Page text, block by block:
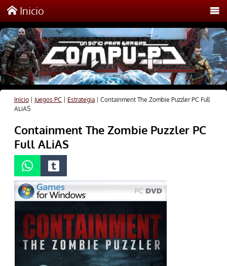
Inicio
Inicio| Juegos PC Estrategia| Containment The Zombie Puzzler PC Full
ALiAS
Containment The Zombie Puzzler PC
Full ALiAS